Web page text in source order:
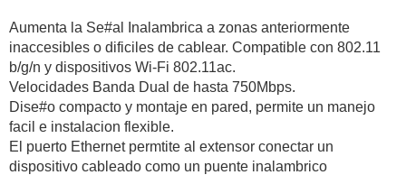
Aumenta la Se#al Inalambrica a zonas anteriormente
inaccesibles o dificiles de cablear. Compatible con 802.11
b/g/n y dispositivos Wi-Fi 802.11ac.
Velocidades Banda Dual de hasta 750Mbps.
Dise#o compacto y montaje en pared, permite un manejo
facil e instalacion flexible.
El puerto Ethernet permtite al extensor conectar un
dispositivo cableado como un puente inalambrico